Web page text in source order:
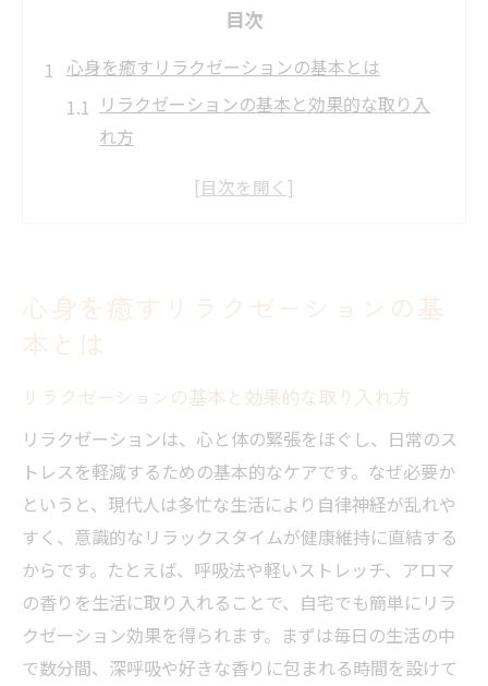
目次
心身を癒すリラクゼーションの基本とは
リラクゼーションの基本と効果的な取り入
れ方
心身へ与えるリラクゼーションの影響を解
初心者におすすめのリラクゼーション方法
リラクゼーションで心身のバランスを保つ
高知市で実感するリラクゼーション体験
高知市ならではのリラクゼーション体験の
魅力
リラクゼーションが楽しめる癒しの場所選
び
人気のリラクゼーションサロン活用術
高知市で体験できるリラクゼーションの種
心身を癒すリラクゼーションの基
本とは
リラクゼーションの基本と効果的な取り入れ方
リラクゼーションは、心と体の緊張をほぐし、日常のス
トレスを軽減するための基本的なケアです。なぜ必要か
というと、現代人は多忙な生活により自律神経が乱れや
すく、意識的なリラックスタイムが健康維持に直結する
からです。たとえば、呼吸法や軽いストレッチ、アロマ
の香りを生活に取り入れることで、自宅でも簡単にリラ
クゼーション効果を得られます。まずは毎日の生活の中
で数分間、深呼吸や好きな香りに包まれる時間を設けて